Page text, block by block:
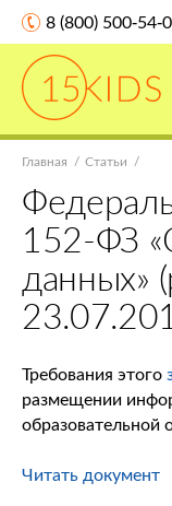
8 (800) 500-54-
Главная Статьи
152-ФЗ
данных»
Требования этого
размещении
образовательной
Читать документ